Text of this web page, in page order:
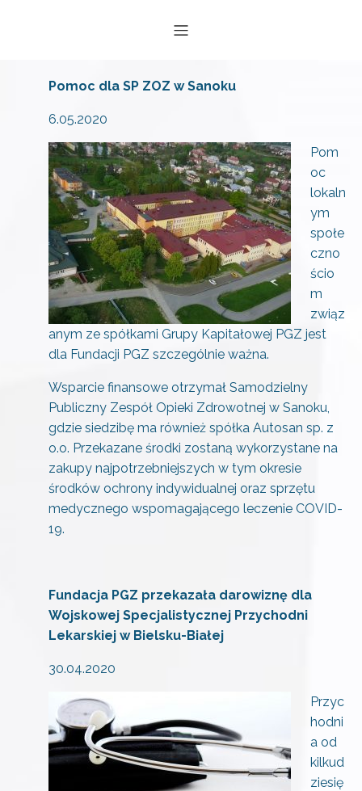
Pomoc dla SP ZOZ w Sanoku
6.05.2020
Pom
oc
lokaln
ym
społe
czno
ścio
m
związ
anym ze spółkami Grupy Kapitałowej PGZ jest
dla Fundacji PGZ szczególnie ważna.
Wsparcie finansowe otrzymał Samodzielny
Publiczny Zespół Opieki Zdrowotnej w Sanoku,
gdzie siedzibę ma również spółka Autosan sp. z
o.o. Przekazane środki zostaną wykorzystane na
zakupy najpotrzebniejszych w tym okresie
środków ochrony indywidualnej oraz sprzętu
medycznego wspomagającego leczenie COVID-
19.
Fundacja PGZ przekazała darowiznę dla
Wojskowej Specjalistycznej Przychodni
Lekarskiej w Bielsku-Białej
30.04.2020
Przyc
hodni
a od
kilkud
ziesię